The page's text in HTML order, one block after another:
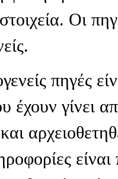
Οι
πηγές
έχουν γίνει